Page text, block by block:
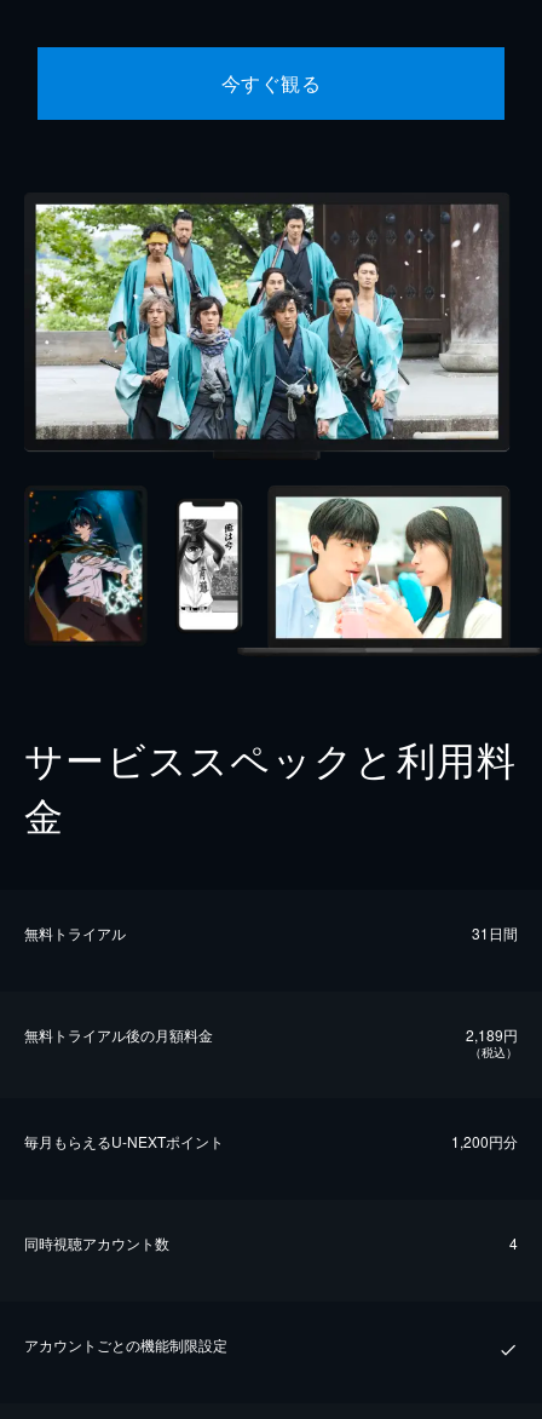
今すぐ観る
サービススペックと利用料
金
無料トライアル 31日間
無料トライアル後の⽉額料金 2,189円
（税込）
毎⽉もらえるU-NEXTポイント 1,200円分
同時視聴アカウント数 4
アカウントごとの機能制限設定